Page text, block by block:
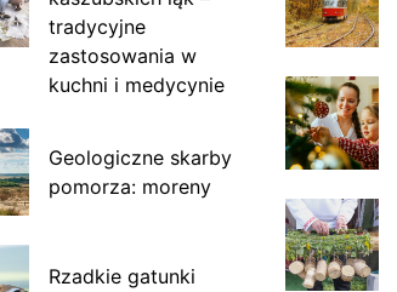
tradycyjne
zastosowania w
kuchni i medycynie
Geologiczne skarby
pomorza: moreny
Rzadkie gatunki